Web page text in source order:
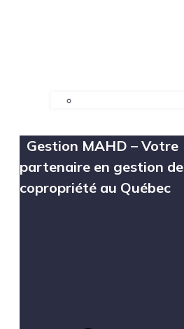
Gestion MAHD – Votre
partenaire en gestion de
copropriété au Québec